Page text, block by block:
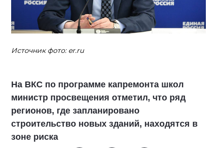
Источник фото: er.ru
На ВКС по программе капремонта школ
министр просвещения отметил, что ряд
регионов, где запланировано
строительство новых зданий, находятся в
зоне риска